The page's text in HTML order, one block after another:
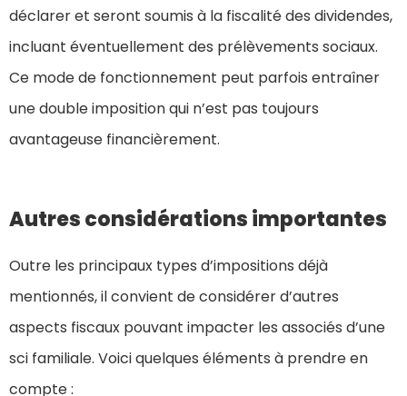
déclarer et seront soumis à la fiscalité des dividendes,
incluant éventuellement des prélèvements sociaux.
Ce mode de fonctionnement peut parfois entraîner
une double imposition qui n’est pas toujours
avantageuse financièrement.
Autres considérations importantes
Outre les principaux types d’impositions déjà
mentionnés, il convient de considérer d’autres
aspects fiscaux pouvant impacter les associés d’une
sci familiale. Voici quelques éléments à prendre en
compte :